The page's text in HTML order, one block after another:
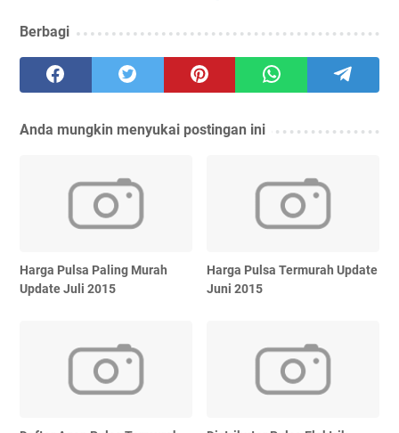
Berbagi
Anda mungkin menyukai postingan ini
Harga Pulsa Paling Murah
Update Juli 2015
Harga Pulsa Termurah Update
Juni 2015